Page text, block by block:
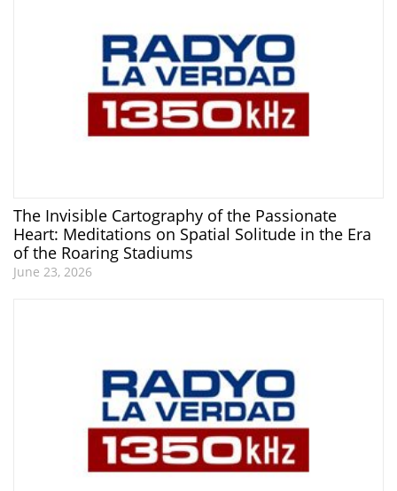
The Invisible Cartography of the Passionate
Heart: Meditations on Spatial Solitude in the Era
of the Roaring Stadiums
June 23, 2026